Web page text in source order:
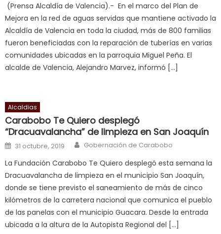
nice
milf
in
squirting,
आपक
न
भ
क
च
त
स
लग
आपक
पस
द,
sexy
(Prensa Alcaldía de Valencia).- En el marco del Plan de
Mejora en la red de aguas servidas que mantiene activado la
Alcaldía de Valencia en toda la ciudad, más de 800 familias
fueron beneficiadas con la reparación de tuberías en varias
comunidades ubicadas en la parroquia Miguel Peña. El
alcalde de Valencia, Alejandro Marvez, informó […]
Alcaldias
Carabobo Te Quiero desplegó
“Dracuavalancha” de limpieza en San Joaquín
Posted on
31 octubre, 2019 Author
Gobernación de Carabobo
La Fundación Carabobo Te Quiero desplegó esta semana la
Dracuavalancha de limpieza en el municipio San Joaquín,
donde se tiene previsto el saneamiento de más de cinco
kilómetros de la carretera nacional que comunica el pueblo
de las panelas con el municipio Guacara. Desde la entrada
ubicada a la altura de la Autopista Regional del […]